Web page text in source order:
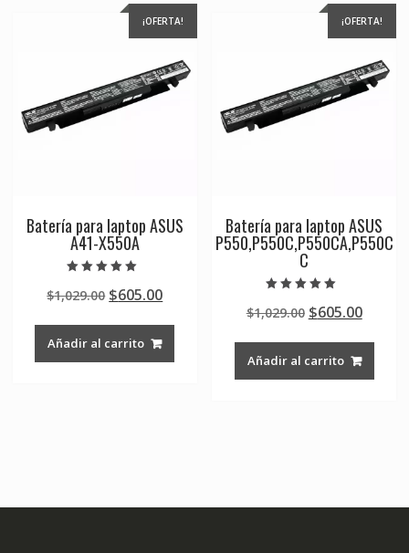
¡OFERTA!
Batería para laptop ASUS
A41-X550A
5.00
de 5
$1,029.00 Original
was:
$1,029.00.
$605.00Current
Añadir al carrito
¡OFERTA!
Batería para laptop ASUS
P550,P550C,P550CA,P550C
C
5.00
de 5
$1,029.00 Original
was:
$1,029.00.
$605.00
Añadir al carrito